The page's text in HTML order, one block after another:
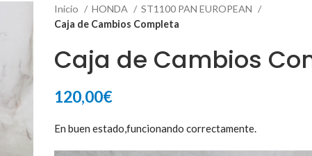
Inicio HONDA
ST1100 PAN EUROPEAN
Caja de Cambios Completa
Caja de Cambios
120,00€
En buen estado,funcionando correctamente.